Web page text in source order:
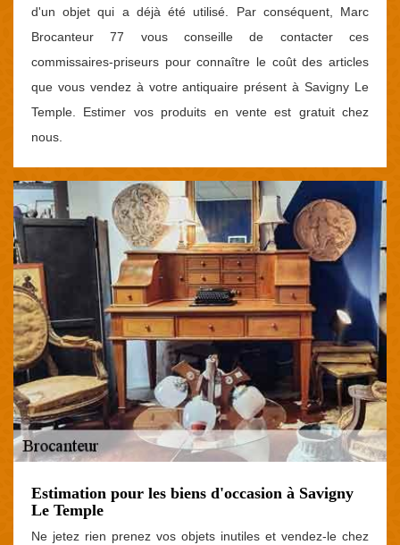
d'un objet qui a déjà été utilisé. Par conséquent, Marc
Brocanteur 77 vous conseille de contacter ces
commissaires-priseurs pour connaître le coût des articles
que vous vendez à votre antiquaire présent à Savigny Le
Temple. Estimer vos produits en vente est gratuit chez
nous.
Estimation pour les biens d'occasion à Savigny
Le Temple
Ne jetez rien prenez vos objets inutiles et vendez-le chez